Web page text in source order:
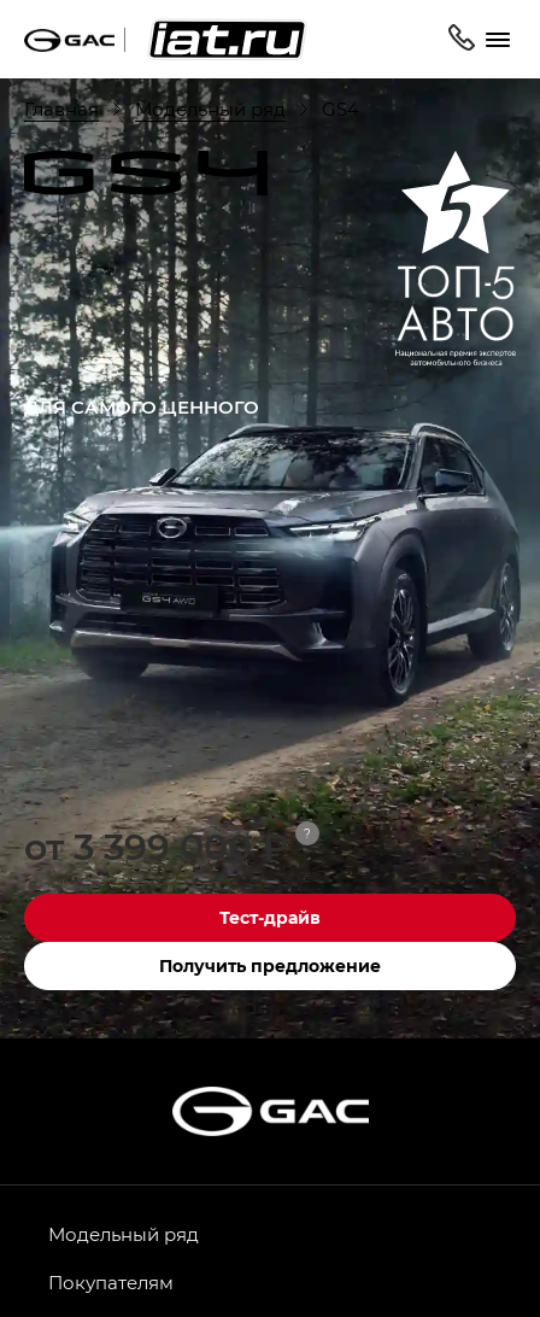
Главная Модельный ряд GS4
ДЛЯ САМОГО ЦЕННОГО
от 3 399 000 ₽ ?
Тест-драйв
Получить предложение
Модельный ряд
Покупателям